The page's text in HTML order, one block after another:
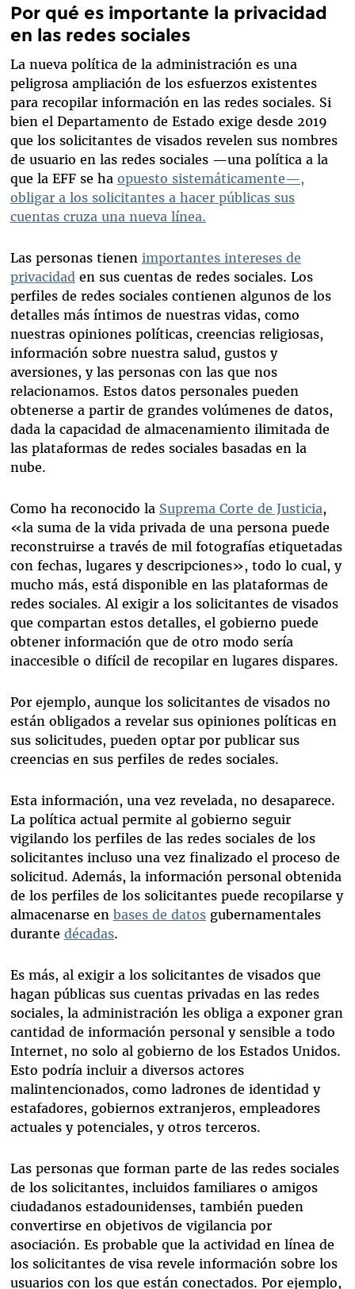
Por qué es importante la privacidad
en las redes sociales
La nueva política de la administración es una
peligrosa ampliación de los esfuerzos existentes
para recopilar información en las redes sociales. Si
bien el Departamento de Estado exige desde 2019
que los solicitantes de visados revelen sus nombres
de usuario en las redes sociales —una política a la
que la EFF se ha opuesto sistemáticamente—,
obligar a los solicitantes a hacer públicas sus
cuentas cruza una nueva línea.
Las personas tienen importantes intereses de
privacidad en sus cuentas de redes sociales. Los
perfiles de redes sociales contienen algunos de los
detalles más íntimos de nuestras vidas, como
nuestras opiniones políticas, creencias religiosas,
información sobre nuestra salud, gustos y
aversiones, y las personas con las que nos
relacionamos. Estos datos personales pueden
obtenerse a partir de grandes volúmenes de datos,
dada la capacidad de almacenamiento ilimitada de
las plataformas de redes sociales basadas en la
nube.
Como ha reconocido la Suprema Corte de Justicia,
«la suma de la vida privada de una persona puede
reconstruirse a través de mil fotografías etiquetadas
con fechas, lugares y descripciones», todo lo cual, y
mucho más, está disponible en las plataformas de
redes sociales. Al exigir a los solicitantes de visados
que compartan estos detalles, el gobierno puede
obtener información que de otro modo sería
inaccesible o difícil de recopilar en lugares dispares.
Por ejemplo, aunque los solicitantes de visados no
están obligados a revelar sus opiniones políticas en
sus solicitudes, pueden optar por publicar sus
creencias en sus perfiles de redes sociales.
Esta información, una vez revelada, no desaparece.
La política actual permite al gobierno seguir
vigilando los perfiles de las redes sociales de los
solicitantes incluso una vez finalizado el proceso de
solicitud. Además, la información personal obtenida
de los perfiles de los solicitantes puede recopilarse y
almacenarse en bases de datosgubernamentales
durante décadas.
Es más, al exigir a los solicitantes de visados que
hagan públicas sus cuentas privadas en las redes
sociales, la administración les obliga a exponer gran
cantidad de información personal y sensible a todo
Internet, no solo al gobierno de los Estados Unidos.
Esto podría incluir a diversos actores
malintencionados, como ladrones de identidad y
estafadores, gobiernos extranjeros, empleadores
actuales y potenciales, y otros terceros.
Las personas que forman parte de las redes sociales
de los solicitantes, incluidos familiares o amigos
ciudadanos estadounidenses, también pueden
convertirse en objetivos de vigilancia por
asociación. Es probable que la actividad en línea de
los solicitantes de visa revele información sobre los
usuarios con los que están conectados. Por ejemplo,